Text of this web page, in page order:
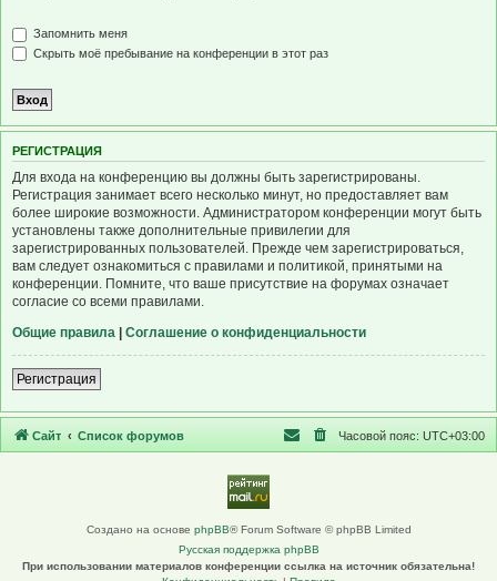
Запомнить меня
Скрыть моё пребывание на конференции в этот раз
РЕГИСТРАЦИЯ
Для входа на конференцию вы должны быть зарегистрированы.
Регистрация занимает всего несколько минут, но предоставляет вам
более широкие возможности. Администратором конференции могут быть
установлены также дополнительные привилегии для
зарегистрированных пользователей. Прежде чем зарегистрироваться,
вам следует ознакомиться с правилами и политикой, принятыми на
конференции. Помните, что ваше присутствие на форумах означает
согласие со всеми правилами.
Общие правила | Соглашение о конфиденциальности
Регистрация
Сайт Список форумов Часовой пояс: UTC+03:00
Создано на основе phpBB® Forum Software © phpBB Limited
Русская поддержка phpBB
При использовании материалов конференции ссылка на источник обязательна!